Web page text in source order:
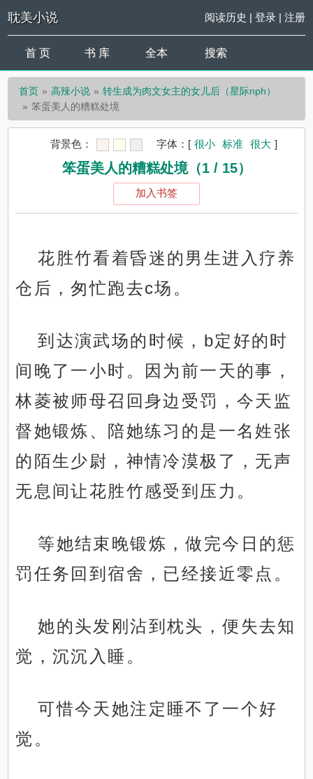
耽美小说 阅读历史 | 登录| 注册
首 页 书 库 全本 搜索
首页 高辣小说
转生成为肉文女主的女儿后（星际nph）
笨蛋美人的糟糕处境
背景色： 字体： [ 很小 标准 很大 ]
笨蛋美人的糟糕处境（1 / 15）
加入书签
花胜竹看着昏迷的男生进入疗养
仓后，匆忙跑去c场。
到达演武场的时候，b定好的时
间晚了一小时。因为前一天的事，
林菱被师母召回身边受罚，今天监
督她锻炼、陪她练习的是一名姓张
的陌生少尉，神情冷漠极了，无声
无息间让花胜竹感受到压力。
等她结束晚锻炼，做完今日的惩
罚任务回到宿舍，已经接近零点。
她的头发刚沾到枕头，便失去知
觉，沉沉入睡。
可惜今天她注定睡不了一个好
觉。